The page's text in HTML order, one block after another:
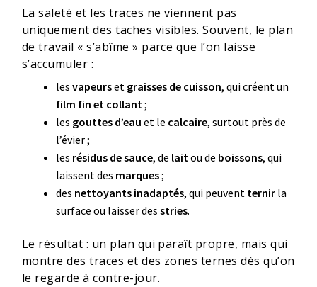
La saleté et les traces ne viennent pas
uniquement des taches visibles. Souvent, le plan
de travail « s’abîme » parce que l’on laisse
s’accumuler :
les vapeurset graisses de cuisson, qui créent un
film fin et collant ;
les gouttes d’eau et le calcaire, surtout près de
l’évier ;
les résidus de sauce, de lait ou de boissons, qui
laissent des marques;
des nettoyants inadaptés, qui peuvent ternir la
surface ou laisser des stries.
Le résultat : un plan qui paraît propre, mais qui
montre des traces et des zones ternes dès qu’on
le regarde à contre-jour.